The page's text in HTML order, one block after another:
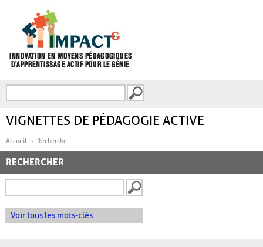
FORMULAIRE DE
VIGNETTES DE PÉDAGOGIE ACTIVE
Accueil Recherche
RECHERCHER
Voir tous les mots-clés